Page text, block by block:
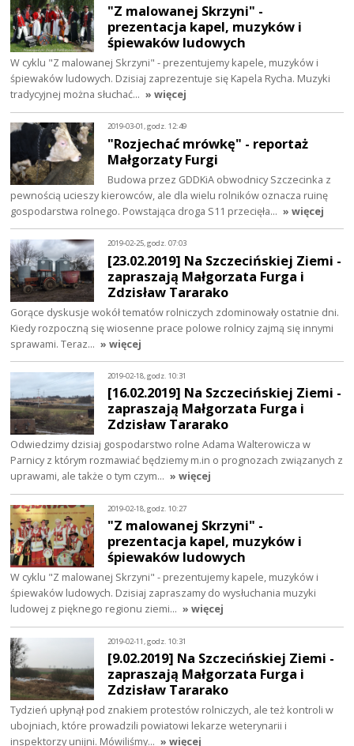
"Z malowanej Skrzyni" -
prezentacja kapel, muzyków i
śpiewaków ludowych
W cyklu "Z malowanej Skrzyni" - prezentujemy kapele, muzyków i
śpiewaków ludowych. Dzisiaj zaprezentuje się Kapela Rycha. Muzyki
tradycyjnej można słuchać… » więcej
2019-03-01, godz. 12:49
"Rozjechać mrówkę" - reportaż
Małgorzaty Furgi
Budowa przez GDDKiA obwodnicy Szczecinka z
pewnością ucieszy kierowców, ale dla wielu rolników oznacza ruinę
gospodarstwa rolnego. Powstająca droga S11 przecięła… » więcej
2019-02-25, godz. 07:03
[23.02.2019] Na Szczecińskiej Ziemi -
zapraszają Małgorzata Furga i
Zdzisław Tararako
Gorące dyskusje wokół tematów rolniczych zdominowały ostatnie dni.
Kiedy rozpoczną się wiosenne prace polowe rolnicy zajmą się innymi
sprawami. Teraz… » więcej
2019-02-18, godz. 10:31
[16.02.2019] Na Szczecińskiej Ziemi -
zapraszają Małgorzata Furga i
Zdzisław Tararako
Odwiedzimy dzisiaj gospodarstwo rolne Adama Walterowicza w
Parnicy z którym rozmawiać będziemy m.in o prognozach związanych z
uprawami, ale także o tym czym… » więcej
2019-02-18, godz. 10:27
"Z malowanej Skrzyni" -
prezentacja kapel, muzyków i
śpiewaków ludowych
W cyklu "Z malowanej Skrzyni" - prezentujemy kapele, muzyków i
śpiewaków ludowych. Dzisiaj zapraszamy do wysłuchania muzyki
ludowej z pięknego regionu ziemi… » więcej
2019-02-11, godz. 10:31
[9.02.2019] Na Szczecińskiej Ziemi -
zapraszają Małgorzata Furga i
Zdzisław Tararako
Tydzień upłynął pod znakiem protestów rolniczych, ale też kontroli w
ubojniach, które prowadzili powiatowi lekarze weterynarii i
inspektorzy unijni. Mówiliśmy… » więcej